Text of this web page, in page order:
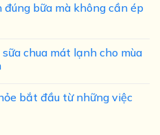
bữa mà không cần ép
chua mát lạnh cho mùa
bắt đầu từ những việc